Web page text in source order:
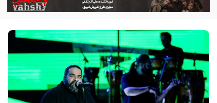
ا
ک
س
آ
ف
ی
س
ا
ی